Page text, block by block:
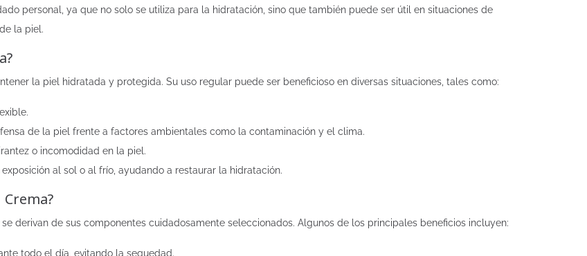
personal, ya que no solo se utiliza para la hidratación, sino que también puede ser útil en situaciones de
la piel.
la piel hidratada y protegida. Su uso regular puede ser beneficioso en diversas situaciones, tales como:
de la piel frente a factores ambientales como la contaminación y el clima.
o incomodidad en la piel.
al sol o al frío, ayudando a restaurar la hidratación.
se derivan de sus componentes cuidadosamente seleccionados. Algunos de los principales beneficios incluyen:
todo el día, evitando la sequedad.